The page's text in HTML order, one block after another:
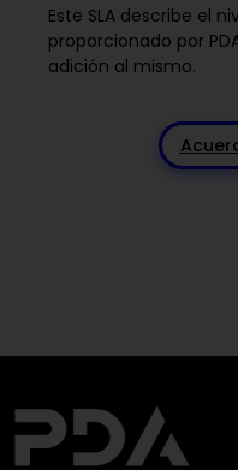
Este SLA describe el
proporcionado por
adición al mismo.